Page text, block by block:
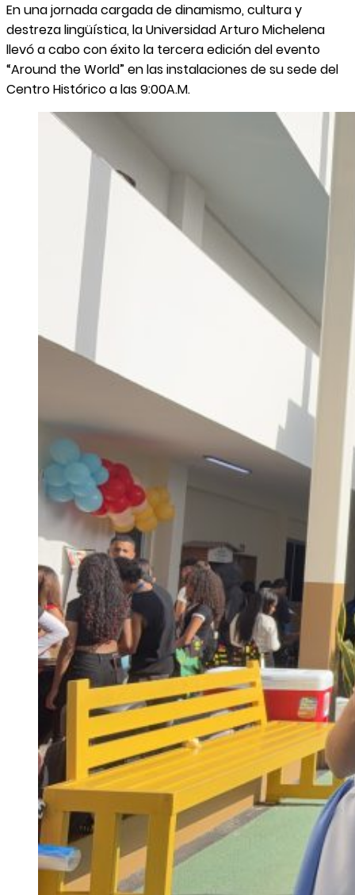
En una jornada cargada de dinamismo, cultura y
destreza lingüística, la Universidad Arturo Michelena
llevó a cabo con éxito la tercera edición del evento
“Around the World” en las instalaciones de su sede del
Centro Histórico a las 9:00A.M.